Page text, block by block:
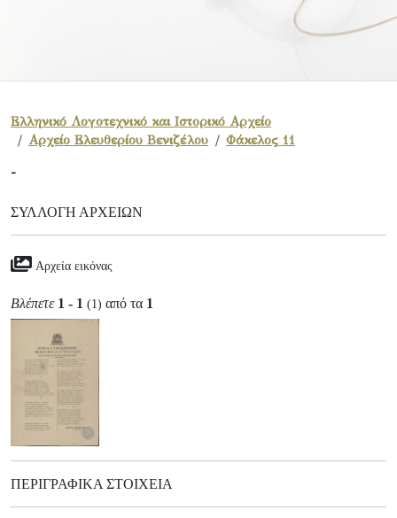
Ελληνικό Λογοτεχνικό και Ιστορικό Αρχείο
Αρχείο Ελευθερίου Βενιζέλου
Φάκελος 11
-
ΣΥΛΛΟΓΉ ΑΡΧΕΊΩΝ
Αρχεία εικόνας
Βλέπετε 1 - 1 (1) από τα 1
ΠΕΡΙΓΡΑΦΙΚΆ ΣΤΟΙΧΕΊΑ